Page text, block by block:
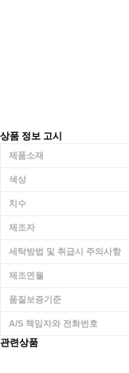
상품 정보 고시
제품소재
색상
치수
제조자
세탁방법 및 취급시 주의사항
제조연월
품질보증기준
A/S 책임자와 전화번호
관련상품